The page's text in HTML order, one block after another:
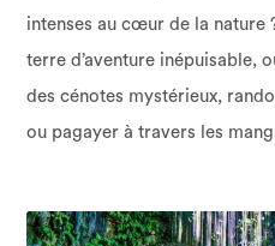
intenses au cœur de la nature
terre d’aventure inépuisable,
des cénotes mystérieux,
ou pagayer à travers les